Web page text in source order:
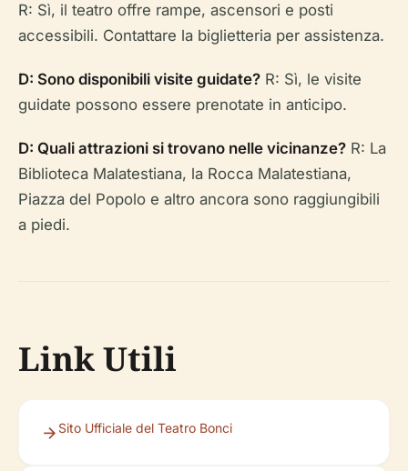
R: Sì, il teatro offre rampe, ascensori e posti
accessibili. Contattare la biglietteria per assistenza.
D: Sono disponibili visite guidate? R: Sì, le visite
guidate possono essere prenotate in anticipo.
D: Quali attrazioni si trovano nelle vicinanze? R: La
Biblioteca Malatestiana, la Rocca Malatestiana,
Piazza del Popolo e altro ancora sono raggiungibili
a piedi.
Link Utili
Sito Ufficiale del Teatro Bonci